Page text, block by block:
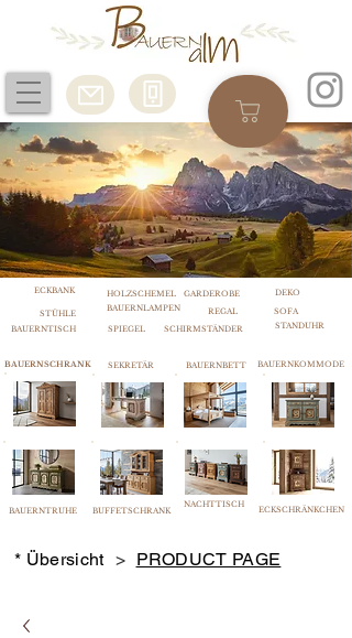
BAUERNTISCH SPIEGEL SCHIRMSTÄNDER
BAUERNSCHRANK SEKRETÄR
BAUERNTRUHE BUFFETSCHRANK
BAUERNBETT
NACHTTISCH
STANDUHR
BAUERNKOMMODE
ECKSCHRÄNKCHEN
* Übersicht > PRODUCT PAGE
BAUERNLAMPEN REGAL SOFA
ECKBANK
STÜHLE
HOLZSCHEMEL GARDEROBE DEKO